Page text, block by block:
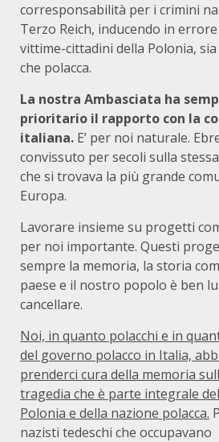
corresponsabilità per i crimini
Terzo Reich, inducendo in
vittime-cittadini della Polonia,
che polacca.
La nostra Ambasciata ha
prioritario il rapporto con la
italiana. E’ per noi naturale.
convissuto per secoli sulla
che si trovava la più grande
Europa.
Lavorare insieme su progetti
per noi importante. Questi
sempre la memoria, la storia
paese e il nostro popolo è ben
cancellare.
Noi, in quanto polacchi e in
del governo polacco in Italia,
prenderci cura della memoria
tragedia che è parte integrale
Polonia e della nazione polacca.
nazisti tedeschi che